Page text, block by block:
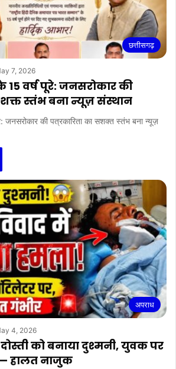
छत्तीसगढ़
7, 2026
15 वर्ष पूरे: जनसरोकार की
स्तंभ बना न्यूज़ संस्थान
जनसरोकार की पत्रकारिता का सशक्त स्तंभ बना न्यूज़
अपराध
4, 2026
को बनाया दुश्मनी, युवक पर
हालत नाजुक